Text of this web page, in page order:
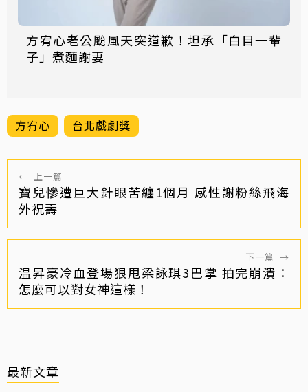
方宥心老公颱風天突道歉！坦承「白目一輩
子」煮麵謝妻
方宥心 台北戲劇獎
← 上一篇
寶兒慘遭巨大針眼苦纏1個月 感性謝粉絲飛海
外祝壽
下一篇 →
温昇豪冷血登場狠甩梁詠琪3巴掌 拍完崩潰：
怎麼可以對女神這樣！
最新文章